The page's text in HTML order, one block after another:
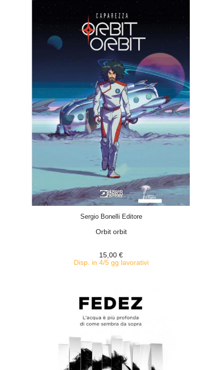
Sergio Bonelli Editore
Orbit orbit
15,00 €
Disp. in 4/5 gg lavorativi